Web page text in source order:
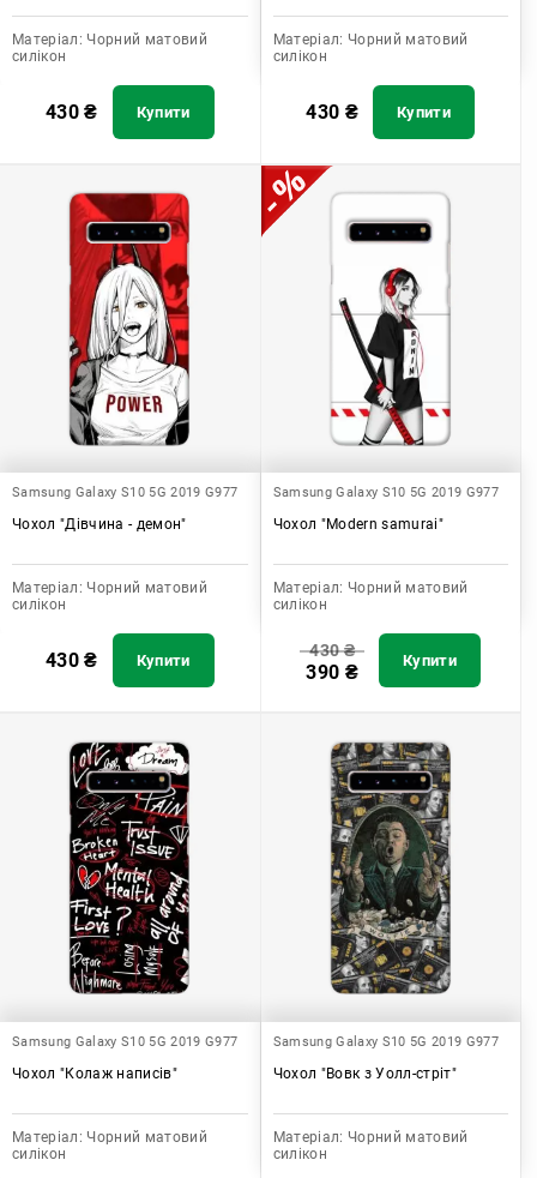
Матеріал: Чорний матовий
силікон
430₴ Купити
Матеріал: Чорний матовий
силікон
430 ₴ Купити
Samsung Galaxy S10 5G 2019 G977
Чохол "Дівчина - демон"
Матеріал: Чорний матовий
силікон
430₴ Купити
Samsung Galaxy S10 5G 2019 G977
Чохол "Modern samurai"
Матеріал: Чорний матовий
силікон
430₴
390 ₴ Купити
Samsung Galaxy S10 5G 2019 G977
Чохол "Колаж написів"
Матеріал: Чорний матовий
силікон
Samsung Galaxy S10 5G 2019 G977
Чохол "Вовк з Уолл-стріт"
Матеріал: Чорний матовий
силікон